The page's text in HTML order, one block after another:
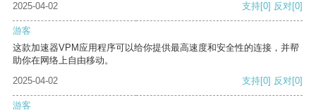
2025-04-02 支持[0] 反对[0]
游客
这款加速器VPM应用程序可以给你提供最高速度和安全性的连接，并帮
助你在网络上自由移动。
2025-04-02
支持[0] 反对[0]
游客